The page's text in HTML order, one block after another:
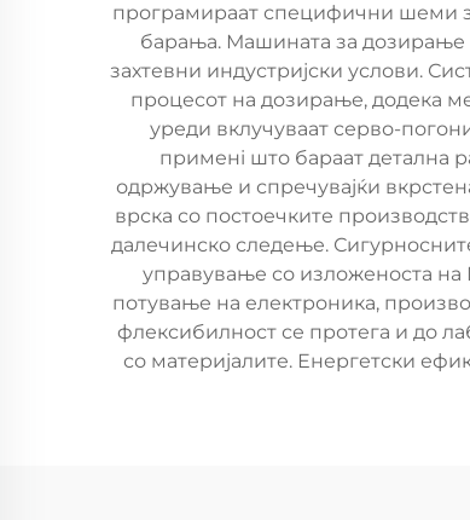
програмираат специфични шеми
барања. Машината за дозирање
захтевни индустријски услови.
процесот на дозирање, додека
уреди вклучуваат серво-
применi што бараат детална
одржување и спречувајќи
врска со постоечките
далечинско следење.
управување со изложеноста на
потување на електроника,
флексибилност се протега и до
со материјалите. Енергетски